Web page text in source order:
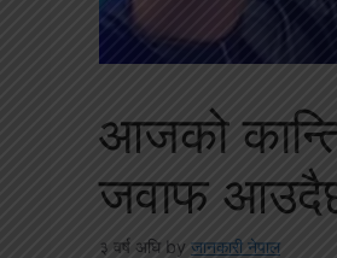
आजको
जवाफ
३ वर्ष अघि by जानकारी नेपाल